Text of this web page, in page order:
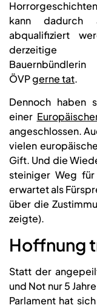
kann dadurch
abqualifiziert
derzeitige
ÖVPgerne tat.
Dennoch haben
einer
angeschlossen.
vielen
Gift. Und die
steiniger Weg
erwartet als
über die
zeigte).
Hoffnung
Statt der
und Not nur 5
Parlament hat